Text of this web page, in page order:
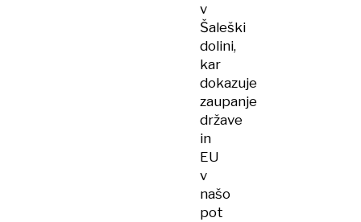
v
Šaleški
dolini,
kar
dokazuje
zaupanje
države
in
EU
v
našo
pot